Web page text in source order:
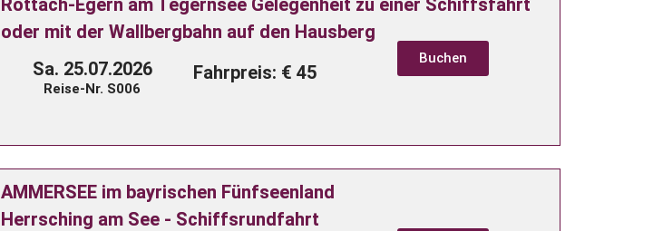
Rottach-Egern am Tegernsee Gelegenheit zu einer Schiffsfahrt
oder mit der Wallbergbahn auf den Hausberg
Sa. 25.07.2026
Reise-Nr. S006
Fahrpreis: € 45
Buchen
AMMERSEE im bayrischen Fünfseenland
Herrsching am See - Schiffsrundfahrt